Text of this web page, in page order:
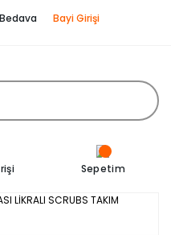
Bayi Girişi
Sepetim